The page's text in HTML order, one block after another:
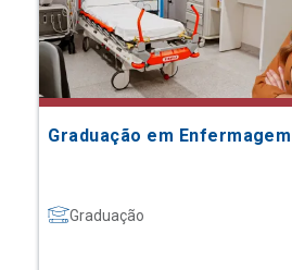
Graduação em Enfermagem
Graduação